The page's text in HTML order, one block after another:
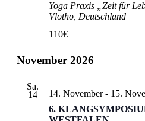
Yoga Praxis „Zeit für
Vlotho, Deutschland
110€
November 2026
Sa.
14
6.
14. November- 15.